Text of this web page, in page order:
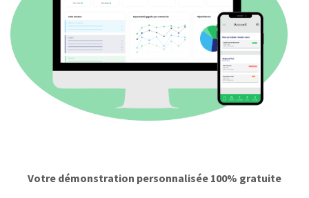
Votre démonstration personnalisée 100% gratuite